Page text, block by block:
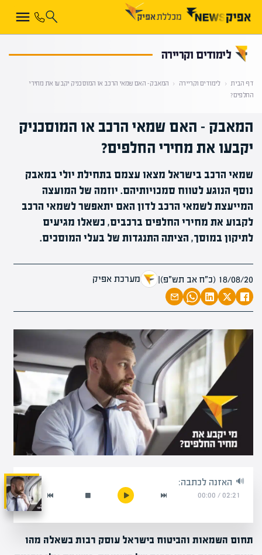
לימודים וקריירה
דף הבית ‹ לימודים וקריירה ‹ המאבק – האם שמאי הרכב או המוסכניק יקבעו את מחירי
החלפים?
המאבק – האם שמאי הרכב או המוסכניק
יקבעו את מחירי החלפים?
שמאי הרכב בישראל מצאו עצמם בתחילת יולי במאבק
נוסף הנוגע לטווח סמכויותיהם. יוזמה של המועצה
המייעצת לשמאי הרכב לדון האם יתאפשר לשמאי הרכב
לקבוע את מחירי החלפים ברכבים, כשאלו מגיעים
לתיקון במוסך, הציתה התנגדות של בעלי המוסכים.
18/08/20 (כ״ח אב תש״פ) | מערכת אפיק
האזנה לכתבה:
02:21
/
00:00
תחום השמאות והביטוח בישראל עוסק רבות בשאלה מהו